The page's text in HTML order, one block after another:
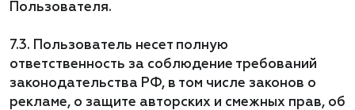
Пользователя.
7.3. Пользователь несет полную
ответственность за соблюдение требований
законодательства РФ, в том числе законов о
рекламе, о защите авторских и смежных прав, об